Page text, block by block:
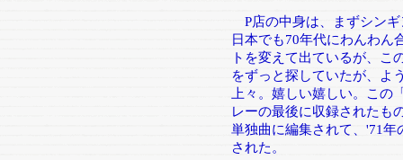
P店の中身は、まずシン
日本でも70年代にわんわん
トを変えて出ているが、こ
をずっと探していたが、よ
上々。嬉しい嬉しい。この
レーの最後に収録されたも
単独曲に編集されて、'71
された。